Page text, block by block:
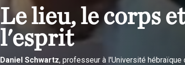
Le lieu, le corps et
l'esprit
Daniel Schwartz, professeur à l'Université hébraïque